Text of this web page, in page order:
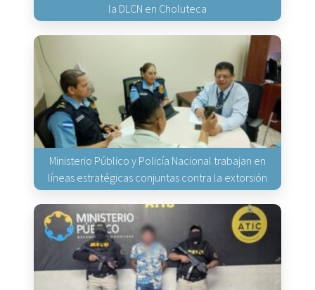
la DLCN en Choluteca
Ministerio Público y Policía Nacional trabajan en
líneas estratégicas conjuntas contra la extorsión